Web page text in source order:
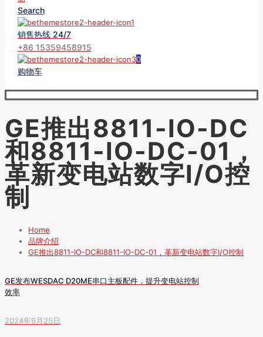
Search
销售热线 24/7
+86 15359458915
0
购物车
GE推出8811-IO-DC
和8811-IO-DC-01，
革新变电站数字I/O控
制
Home
品牌介绍
GE推出8811-IO-DC和8811-IO-DC-01，革新变电站数字I/O控制
GE发布WESDAC D20ME串口主板配件，提升变电站控制
效率
2024年9月25日